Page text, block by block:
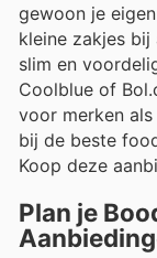
gewoon je
kleine zakjes
slim en
Coolblue of
voor merken
bij de beste
Koop deze
Plan je